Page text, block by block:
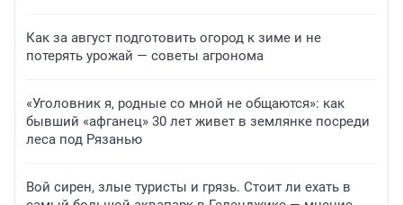
Как за август подготовить огород к зиме и не
потерять урожай — советы агронома
«Уголовник я, родные со мной не общаются»: как
бывший «афганец» 30 лет живет в землянке посреди
леса под Рязанью
Вой сирен, злые туристы и грязь. Стоит ли ехать в